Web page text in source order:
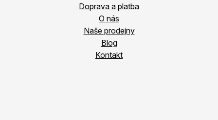
Doprava a platba
O nás
Naše prodejny
Blog
Kontakt